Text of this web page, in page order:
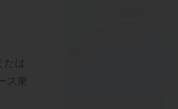
たは
ス東